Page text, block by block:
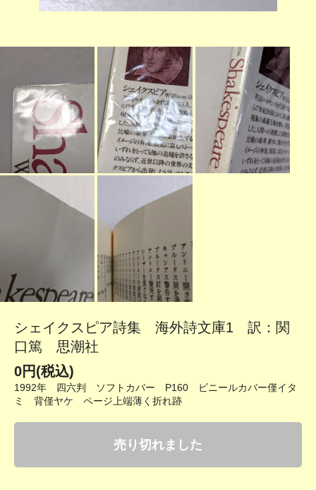
シェイクスピア詩集 海外詩文庫1 訳：関
口篤 思潮社
0円(税込)
1992年 四六判 ソフトカバー P160 ビニールカバー僅イタ
ミ 背僅ヤケ ページ上端薄く折れ跡
売り切れました